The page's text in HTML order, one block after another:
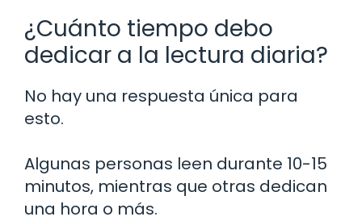
¿Cuánto tiempo debo
dedicar a la lectura diaria?
No hay una respuesta única para
esto.
Algunas personas leen durante 10-15
minutos, mientras que otras dedican
una hora o más.